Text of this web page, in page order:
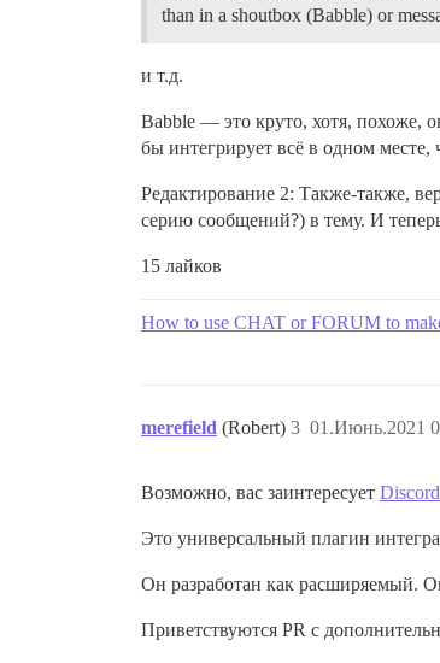
than in a shoutbox (Babble) or
и т.д.
Babble — это круто, хотя, похоже,
бы интегрирует всё в одном
Редактирование 2: Также-также,
серию сообщений?) в тему. И
15 лайков
How to use CHAT or FORUM to
merefield (Robert) 01.Июнь.2021
3
Возможно, вас заинтересует
Это универсальный плагин
Он разработан как расширяемый.
Приветствуются PR с